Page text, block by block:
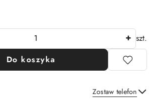
szt.
Do koszyka
Zostaw telefon